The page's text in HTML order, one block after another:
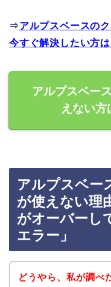
⇒アルプスベースの
今すぐ解決したい方
アルプスベー
えない方
アルプスベー
が使えない理
がオーバーし
エラー」
どうやら、私が調べ